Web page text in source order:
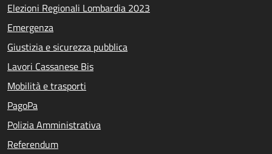
Elezioni Regionali Lombardia 2023
Emergenza
Giustizia e sicurezza pubblica
Lavori Cassanese Bis
Mobilità e trasporti
PagoPa
Polizia Amministrativa
Referendum